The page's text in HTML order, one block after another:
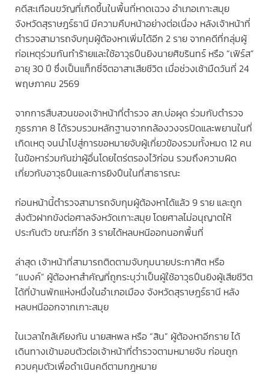
คดีสะเทือนขวัญที่เกิดขึ้นในพื้นที่หาดเฉวง อำเภอเกาะสมุย
จังหวัดสุราษฎร์ธานี มีความคืบหน้าอย่างต่อเนื่อง หลังเจ้าหน้าที่
ตำรวจสามารถจับกุมผู้ต้องหาเพิ่มได้อีก 2 ราย จากคดีที่กลุ่มผู้
ก่อเหตุร่วมกันทำร้ายและใช้อาวุธปืนยิงนายศิขรินทร์ หรือ “เฟิร์ส”
อายุ 30 ปี ซึ่งเป็นแท็กซี่จิตอาสาเสียชีวิต เมื่อช่วงเช้ามืดวันที่ 24
พฤษภาคม 2569
จากการสืบสวนของเจ้าหน้าที่ตำรวจ สภ.บ่อผุด ร่วมกับตำรวจ
ภูธรภาค 8 ได้รวบรวมหลักฐานจากกล้องวงจรปิดและพยานในที่
เกิดเหตุ จนนำไปสู่การขอหมายจับผู้เกี่ยวข้องรวมทั้งหมด 12 คน
ในข้อหาร่วมกันฆ่าผู้อื่นโดยไตร่ตรองไว้ก่อน รวมถึงความผิด
เกี่ยวกับอาวุธปืนและการยิงปืนในที่สาธารณะ
ก่อนหน้านี้ตำรวจสามารถจับกุมผู้ต้องหาได้แล้ว 9 ราย และถูก
ส่งตัวฝากขังต่อศาลจังหวัดเกาะสมุย โดยศาลไม่อนุญาตให้
ประกันตัว ขณะที่อีก 3 รายได้หลบหนีออกนอกพื้นที่
ล่าสุด เจ้าหน้าที่สามารถติดตามจับกุมนายประกาศิต หรือ
“แบงค์” ผู้ต้องหาสำคัญที่ถูกระบุว่าเป็นผู้ใช้อาวุธปืนยิงผู้เสียชีวิต
ได้ที่บ้านพักแห่งหนึ่งในอำเภอเมือง จังหวัดสุราษฎร์ธานี หลัง
หลบหนีออกจากเกาะสมุย
ในเวลาใกล้เคียงกัน นายสหพล หรือ “สิน” ผู้ต้องหาอีกราย ได้
เดินทางเข้ามอบตัวต่อเจ้าหน้าที่ตำรวจตามหมายจับ ก่อนถูก
ควบคุมตัวเพื่อดำเนินคดีตามกฎหมาย